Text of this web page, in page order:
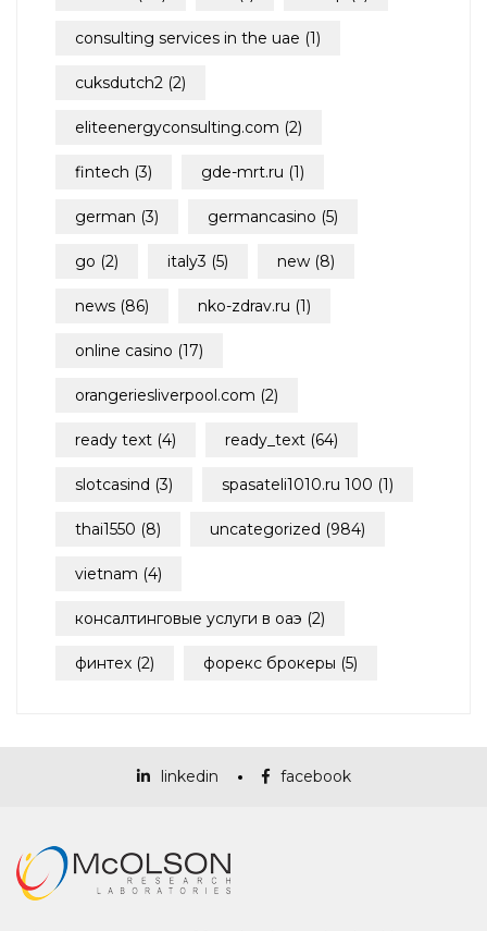
consulting services in the uae (1)
cuksdutch2 (2)
eliteenergyconsulting.com (2)
fintech (3) gde-mrt.ru (1)
german (3) germancasino (5)
go (2) italy3 (5) new (8)
news (86) nko-zdrav.ru (1)
online casino (17)
orangeriesliverpool.com (2)
ready text (4) ready_text (64)
slotcasind (3) spasateli1010.ru 100 (1)
thai1550 (8) uncategorized (984)
vietnam (4)
консалтинговые услуги в оаэ (2)
финтех (2) форекс брокеры (5)
linkedin facebook